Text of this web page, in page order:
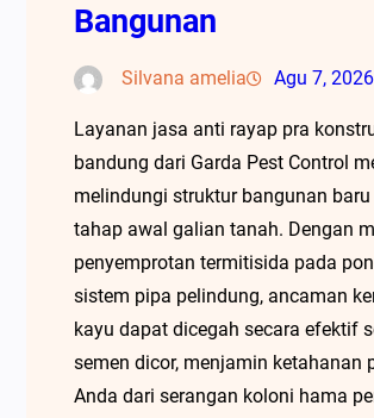
Bangunan
Silvana amelia Agu 7, 2026
Layanan jasa anti rayap pra
bandung dari Garda Pest Control
melindungi struktur bangunan
tahap awal galian tanah. Dengan
penyemprotan termitisida pada
sistem pipa pelindung, ancaman
kayu dapat dicegah secara efektif
semen dicor, menjamin ketahanan
Anda dari serangan koloni hama